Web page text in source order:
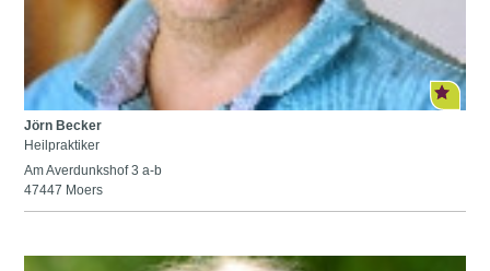
Jörn Becker
Heilpraktiker
Am Averdunkshof 3 a-b
47447 Moers